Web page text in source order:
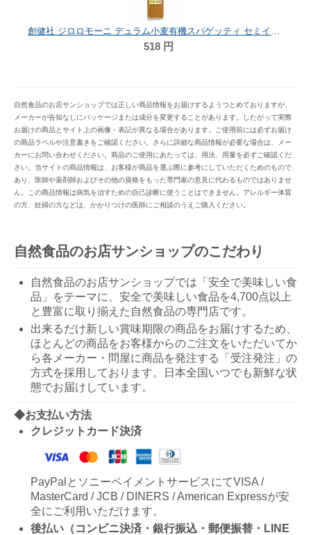
518 円
自然食品のお店サンショップでは正しい商品情報をお届けするようつとめておりますが、
メーカーが告知なしにパッケージまたは成分を変更することがあります。したがって実際
お届けの商品とサイト上の画像・表記が異なる場合があります。ご使用前には必ずお届け
の商品ラベルや注意書きをご確認ください。さらに詳細な商品情報が必要な場合は、メー
カーにお問い合わせください。商品のご使用にあたっては、用法、用量を必ずご確認くだ
さい。当サイトの商品情報は、お客様が商品を選ぶ際に参考にしていただくためのもので
あり、医師や薬剤師およびその他の資格をもった専門家の意見に代わるものではありませ
ん。この商品情報は病気を治すための自己診断に使うことはできません。アレルギー体質
の方、妊婦の方などは、かかりつけの医師にご相談のうえご購入ください。
自然食品のお店サンショップのこだわり
自然食品のお店サンショップでは「安全で美味しい食
品」をテーマに、安全で美味しい食品を4,700点以上
と豊富に取り揃えた自然食品の専門店です。
出来るだけ新しい賞味期限の商品をお届けするため、
ほとんどの商品をお客様からのご注文をいただいてか
ら各メーカー・問屋に商品を発注する「受注発注」の
方式を採用しております。日本全国いつでも新鮮な状
態でお届けしています。
◆お支払い方法
クレジットカード決済
PayPalとソニーペイメントサービスにてVISA /
MasterCard / JCB / DINERS / American Expressが安
全にご利用いただけます。
後払い（コンビニ決済・銀行振込・郵便振替・LINE